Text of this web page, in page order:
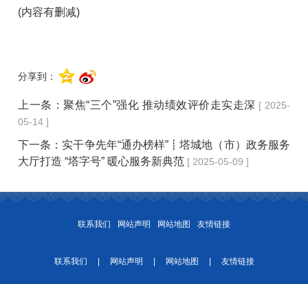
(内容有删减)
分享到：
上一条：聚焦“三个”强化 推动绩效评价走实走深 [ 2025-
05-14 ]
下一条： 实干争先年“通办榜样”┋塔城地（市）政务服务
大厅打造 “塔字号” 暖心服务新典范 [ 2025-05-09 ]
联系我们 网站声明 网站地图 友情链接
联系我们 | 网站声明 | 网站地图 | 友情链接